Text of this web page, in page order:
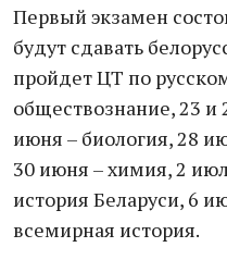
Первый экзамен
будут сдавать
пройдет ЦТ по
обществознание, 23 и
июня – биология, 28
30 июня – химия, 2
история Беларуси, 6
всемирная история.